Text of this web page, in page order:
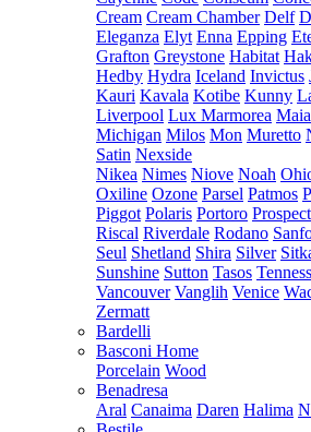
Cream Cream Chamber Delf
Eleganza Elyt Enna Epping
Grafton Greystone Habitat
Hedby Hydra Iceland Invictus
Kauri Kavala Kotibe Kunny
Liverpool Lux Marmorea Maia
Michigan Milos Mon Muretto
Satin Nexside
Nikea Nimes Niove Noah
Oxiline Ozone Parsel Patmos
Piggot Polaris Portoro Prospect
Riscal Riverdale Rodano
Seul Shetland Shira Silver
Sunshine Sutton Tasos
Vancouver Vanglih Venice
Zermatt
Bardelli
Basconi Home
Porcelain Wood
Benadresa
Aral Canaima Daren Halima